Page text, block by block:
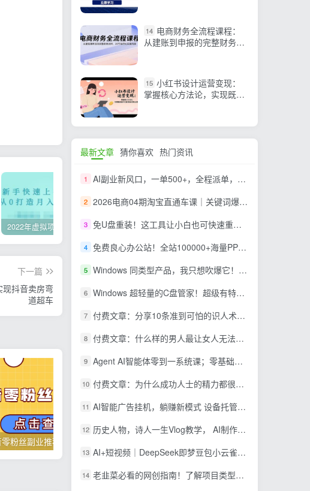
掌握100个实用剪辑方法，让你的视频加速上热门
下一篇
抖音卖房弯
道超车
14 电商财务全流程课程：
从建账到申报的完整财务闭
15 小红书设计运营变现：
掌握核心方法论，实现既能
最新文章 猜你喜欢 热门资讯
1 AI副业新风口，一单500+，全程派单，0门槛直接干
2 2026电商04期淘宝直通车课｜关键词爆打矩阵，多计划低出价，新品爆款差异化投放实操教学
3 免U盘重装！这工具让小白也可快速重装 Windows，支持无人值守配置，数据无忧 CmzPrep_Rev2
4 免费良心办公站！全站100000+海量PPT素材免费下载，每日更新，分类清晰，免注册登录下载 爱PPT网
5 Windows 同类型产品，我只想吹爆它！把听歌变成了一场沉浸式视听现场，支持多平台歌单播放 Mineradio
6 Windows 超轻量的C盘管家！超级有特点，支持磁盘分析及清理提醒，2M大小体积，完全免费 C盘管家
7 付费文章：分享10条准到可怕的识人术术，希望能帮到大家。
8 付费文章：什么样的男人最让女人无法抵抗？
9 Agent AI智能体零到一系统课；零基础也能学会自动化实战，从核心概念到Coze工作流搭建完整覆盖
10 付费文章：为什么成功人士的精力都很旺盛？
11 AI智能广告挂机，躺赚新模式 设备托管运行，解放双手持续变现
12 历史人物，诗人一生Vlog教学， AI制作丨伙伴计划丨精选收益丨商单收徒 ，新领域红利期，抓紧做
13 AI+短视频｜DeepSeek即梦豆包小云雀全工具教学，从账号定位到剪映剪辑，零基础也能快速上手做爆款
14 老韭菜必看的网创指南！了解项目类型，才能找到好的项目，才能拿到想要的结果